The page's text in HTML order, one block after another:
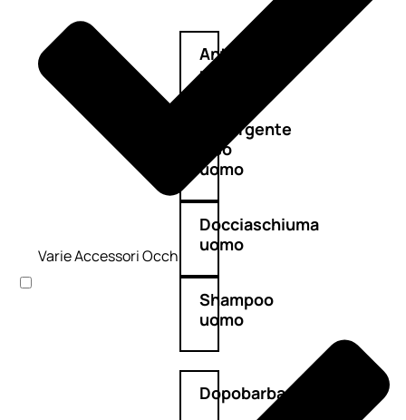
Antietà
uomo
Detergente
viso
uomo
Docciaschiuma
uomo
Shampoo
uomo
Dopobarba
Varie Accessori Occhi